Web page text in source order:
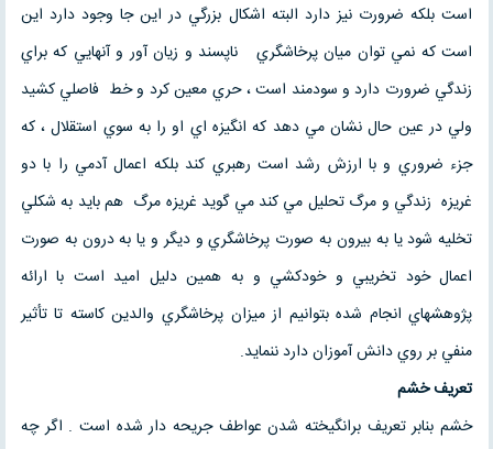
است بلكه ضرورت نيز دارد البته اشكال بزرگي در اين جا وجود دارد اين
است كه نمي توان ميان پرخاشگري ناپسند و زيان آور و آنهايي كه براي
زندگي ضرورت دارد و سودمند است ، حري معين كرد و خط فاصلي كشيد
ولي در عين حال نشان مي دهد كه انگيزه اي او را به سوي استقلال ، كه
جزء ضروري و با ارزش رشد است رهبري كند بلكه اعمال آدمي را با دو
غريزه زندگي و مرگ تحليل مي كند مي گويد غريزه مرگ هم بايد به شكلي
تخليه شود يا به بيرون به صورت پرخاشگري و ديگر و يا به درون به صورت
اعمال خود تخريبي و خودكشي و به همين دليل اميد است با ارائه
پژوهشهاي انجام شده بتوانيم از ميزان پرخاشگري والدين كاسته تا تأثير
منفي بر روي دانش آموزان دارد ننمايد.
تعريف خشم
خشم بنابر تعريف برانگيخته شدن عواطف جريحه دار شده است . اگر چه